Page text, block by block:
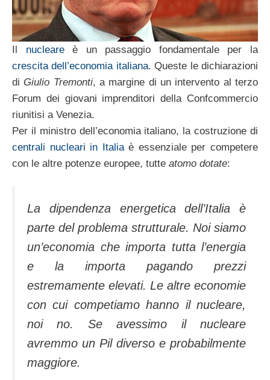
Il nucleareè un passaggio fondamentale per la
crescita dell’economia italiana. Queste le dichiarazioni
diGiulio Tremonti, a margine di un intervento al terzo
Forum dei giovani imprenditori della Confcommercio
riunitisi a Venezia.
Per il ministro dell’economia italiano, la costruzione di
centrali nucleari in Italiaè essenziale per competere
con le altre potenze europee, tutte atomo dotate:
La dipendenza energetica dell’Italia è
parte del problema strutturale. Noi siamo
un’economia che importa tutta l’energia
e la importa pagando prezzi
estremamente elevati. Le altre economie
con cui competiamo hanno il nucleare,
noi no. Se avessimo il nucleare
avremmo un Pil diverso e probabilmente
maggiore.